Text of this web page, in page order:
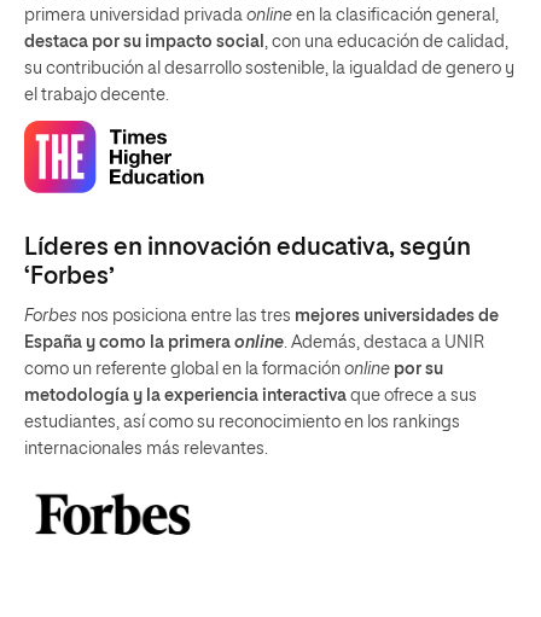
primera universidad privada online en la clasificación general,
destaca por su impacto social , con una educación de calidad,
su contribución al desarrollo sostenible, la igualdad de genero y
el trabajo decente.
Líderes en innovación educativa, según
‘Forbes’
Forbes nos posiciona entre las tres mejores universidades de
España y como la primera online. Además, destaca a UNIR
como un referente global en la formación online por su
metodología y la experiencia interactiva que ofrece a sus
estudiantes, así como su reconocimiento en los rankings
internacionales más relevantes.